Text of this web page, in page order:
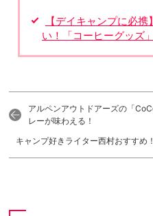
【デイキャンプに必
い！「コーヒーグッズ
アルペンアウトドアーズの「
レーが味わえる！
キャンプ好きライター西村おすすめ